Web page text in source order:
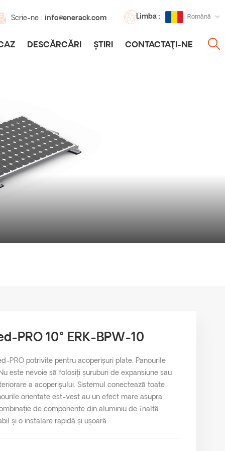
Scrie-ne : info@enerack.com Limba : Română
DESCĂRCĂRI ȘTIRI CONTACTAŢI-NE
PRO 10° ERK-BPW-10
PRO potrivite pentru acoperișuri plate. Panourile
este nevoie să folosiți șuruburi de expansiune sau
a acoperișului. Sistemul conectează toate
orientate est-vest au un efect mare asupra
de componente din aluminiu de înaltă
și o instalare rapidă și ușoară.